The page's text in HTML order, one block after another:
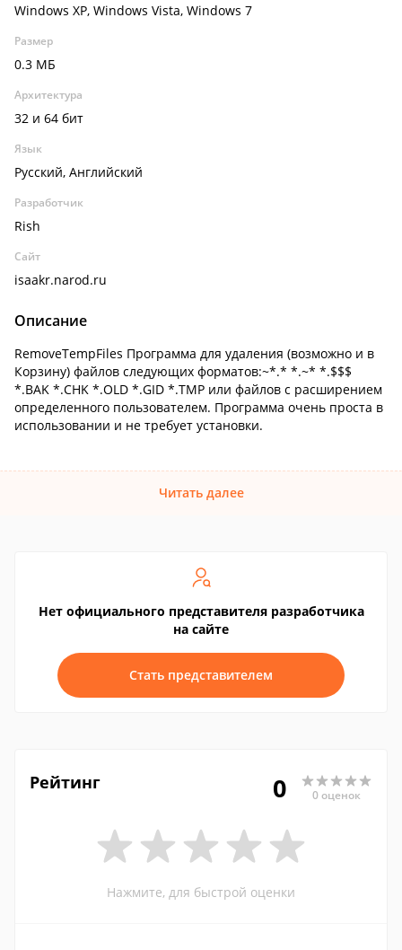
Windows XP, Windows Vista, Windows 7
Размер
0.3 МБ
Архитектура
32 и 64 бит
Язык
Русский, Английский
Разработчик
Rish
Сайт
isaakr.narod.ru
Описание
RemoveTempFiles Программа для удаления (возможно и в
Корзину) файлов следующих форматов:~*.* *.~* *.$$$
*.BAK *.CHK *.OLD *.GID *.TMP или файлов с расширением
определенного пользователем. Программа очень проста в
использовании и не требует установки.
Читать далее
Нет официального представителя разработчика
на сайте
Стать представителем
Рейтинг 0 0 оценок
Нажмите, для быстрой оценки